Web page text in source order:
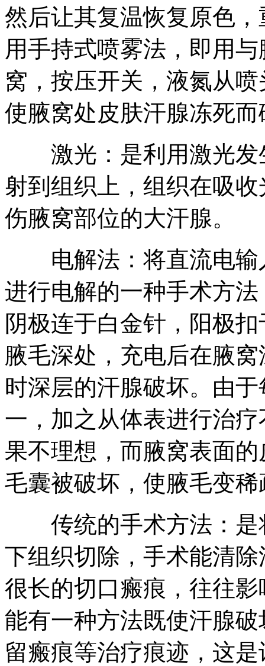
然后让其复温恢复原色
用手持式喷雾法，即用
窝，按压开关，液氮从
使腋窝处皮肤汗腺冻死而
激光：是利用激光发
射到组织上，组织在吸
伤腋窝部位的大汗腺。
电解法：将直流电输
进行电解的一种手术方
阴极连于白金针，阳极
腋毛深处，充电后在腋
时深层的汗腺破坏。由
一，加之从体表进行治
果不理想，而腋窝表面
毛囊被破坏，使腋毛变
传统的手术方法：是
下组织切除，手术能清
很长的切口瘢痕，往往
能有一种方法既使汗腺
留瘢痕等治疗痕迹，这